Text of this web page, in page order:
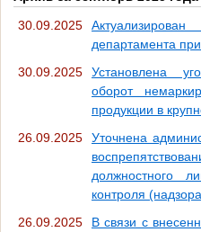
30.09.2025
департамента
30.09.2025
Установлена
оборот
продукции в
26.09.2025
Уточнена
должностного
контроля
26.09.2025
В связи с